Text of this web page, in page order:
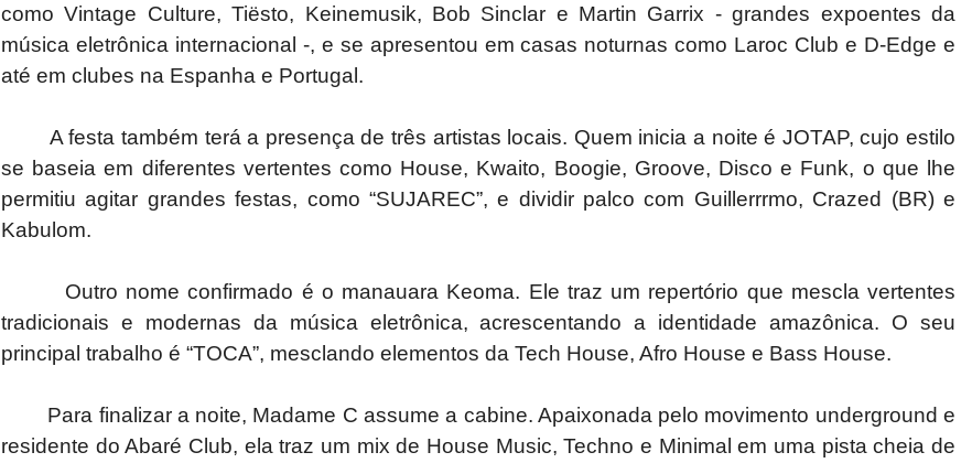
como Vintage Culture, Tiësto, Keinemusik, Bob Sinclar e Martin Garrix - grandes expoentes da
música eletrônica internacional -, e se apresentou em casas noturnas como Laroc Club e D-Edge e
até em clubes na Espanha e Portugal.
A festa também terá a presença de três artistas locais. Quem inicia a noite é JOTAP, cujo estilo
se baseia em diferentes vertentes como House, Kwaito, Boogie, Groove, Disco e Funk, o que lhe
permitiu agitar grandes festas, como “SUJAREC”, e dividir palco com Guillerrrmo, Crazed (BR) e
Kabulom.
Outro nome confirmado é o manauara Keoma. Ele traz um repertório que mescla vertentes
tradicionais e modernas da música eletrônica, acrescentando a identidade amazônica. O seu
principal trabalho é “TOCA”, mesclando elementos da Tech House, Afro House e Bass House.
Para finalizar a noite, Madame C assume a cabine. Apaixonada pelo movimento underground e
residente do Abaré Club, ela traz um mix de House Music, Techno e Minimal em uma pista cheia de